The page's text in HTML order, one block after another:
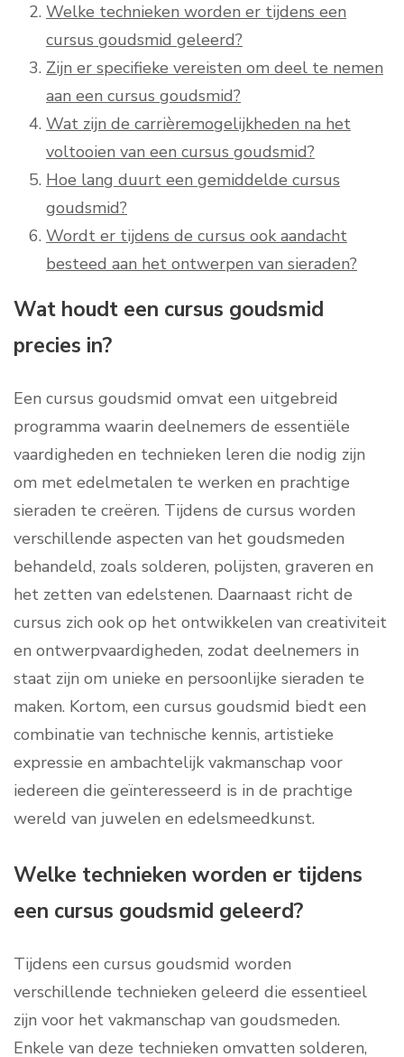
Welke technieken worden er tijdens een
cursus goudsmid geleerd?
Zijn er specifieke vereisten om deel te nemen
aan een cursus goudsmid?
Wat zijn de carrièremogelijkheden na het
voltooien van een cursus goudsmid?
Hoe lang duurt een gemiddelde cursus
goudsmid?
Wordt er tijdens de cursus ook aandacht
besteed aan het ontwerpen van sieraden?
Wat houdt een cursus goudsmid
precies in?
Een cursus goudsmid omvat een uitgebreid
programma waarin deelnemers de essentiële
vaardigheden en technieken leren die nodig zijn
om met edelmetalen te werken en prachtige
sieraden te creëren. Tijdens de cursus worden
verschillende aspecten van het goudsmeden
behandeld, zoals solderen, polijsten, graveren en
het zetten van edelstenen. Daarnaast richt de
cursus zich ook op het ontwikkelen van creativiteit
en ontwerpvaardigheden, zodat deelnemers in
staat zijn om unieke en persoonlijke sieraden te
maken. Kortom, een cursus goudsmid biedt een
combinatie van technische kennis, artistieke
expressie en ambachtelijk vakmanschap voor
iedereen die geïnteresseerd is in de prachtige
wereld van juwelen en edelsmeedkunst.
Welke technieken worden er tijdens
een cursus goudsmid geleerd?
Tijdens een cursus goudsmid worden
verschillende technieken geleerd die essentieel
zijn voor het vakmanschap van goudsmeden.
Enkele van deze technieken omvatten solderen,